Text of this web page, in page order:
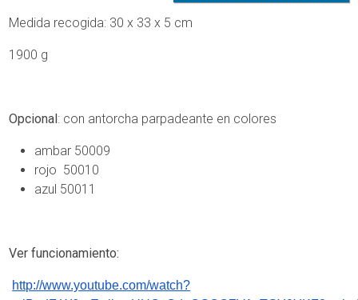
Medida recogida: 30 x 33 x 5 cm
1900 g
Opcional: con antorcha parpadeante en colores
ambar 50009
rojo 50010
azul 50011
Ver funcionamiento:
http://www.youtube.com/watch?